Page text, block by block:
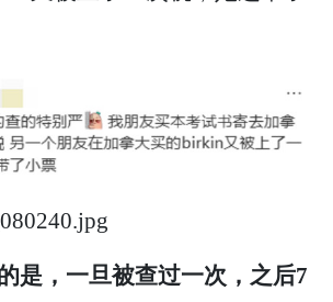
是，一旦被查过一次，之后7